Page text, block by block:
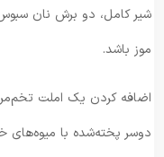
شیر کامل، دو برش نان
موز باشد.
اضافه کردن یک املت
دوسر پخته‌شده با میوه‌های